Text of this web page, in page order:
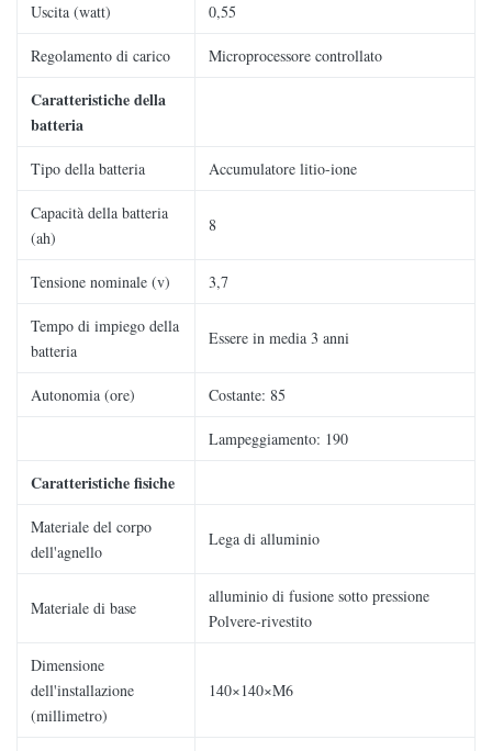
Uscita (watt) 0,55
Regolamento di carico Microprocessore controllato
Caratteristiche della
batteria
Tipo della batteria Accumulatore litio-ione
Capacità della batteria
(ah)
8
Tensione nominale (v) 3,7
Tempo di impiego della
batteria
Essere in media 3 anni
Autonomia (ore) Costante: 85
Lampeggiamento: 190
Caratteristiche fisiche
Materiale del corpo
dell'agnello
Lega di alluminio
Materiale di base
alluminio di fusione sotto pressione
Polvere-rivestito
Dimensione
dell'installazione
(millimetro)
140×140×M6